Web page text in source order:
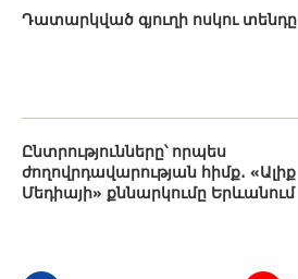
Դատարկված գյուղի ոսկու տենդը
Ընտրությունները՝ որպես
ժողովրդավարության հիմք․ «Ալիք
Մեդիայի» քննարկումը Երևանում